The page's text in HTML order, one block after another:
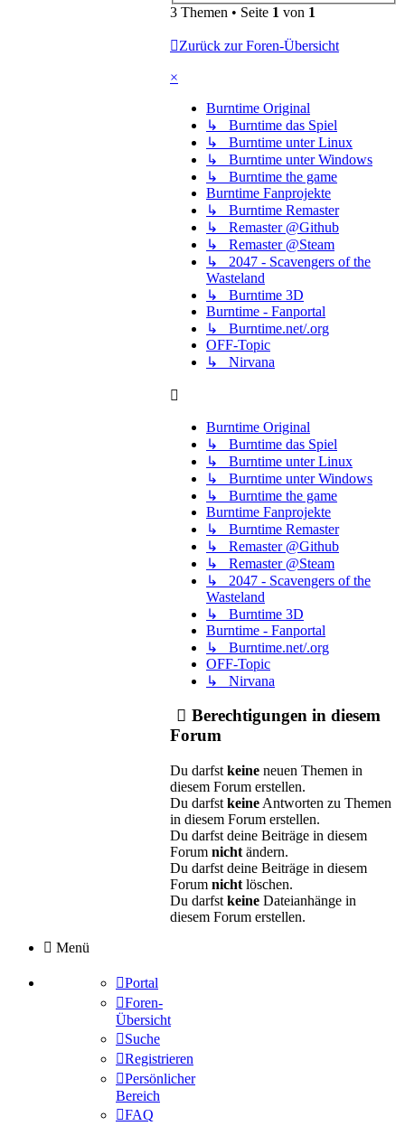
3 Themen • Seite 1 von 1
Zurück zur Foren-Übersicht
×
Burntime Original
↳ Burntime das Spiel
↳ Burntime unter Linux
↳ Burntime unter Windows
↳ Burntime the game
Burntime Fanprojekte
↳ Burntime Remaster
↳ Remaster @Github
↳ Remaster @Steam
↳ 2047 - Scavengers of the
Wasteland
↳ Burntime 3D
Burntime - Fanportal
↳ Burntime.net/.org
OFF-Topic
↳ Nirvana
Burntime Original
↳ Burntime das Spiel
↳ Burntime unter Linux
↳ Burntime unter Windows
↳ Burntime the game
Burntime Fanprojekte
↳ Burntime Remaster
↳ Remaster @Github
↳ Remaster @Steam
↳ 2047 - Scavengers of the
Wasteland
↳ Burntime 3D
Burntime - Fanportal
↳ Burntime.net/.org
OFF-Topic
↳ Nirvana
Berechtigungen in diesem
Forum
Du darfst keine neuen Themen in
diesem Forum erstellen.
Du darfst keine Antworten zu Themen
in diesem Forum erstellen.
Du darfst deine Beiträge in diesem
Forum nicht ändern.
Du darfst deine Beiträge in diesem
Forum nicht löschen.
Du darfst keine Dateianhänge in
diesem Forum erstellen.
Menü
Portal
Foren-
Übersicht
Suche
Registrieren
Persönlicher
Bereich
FAQ